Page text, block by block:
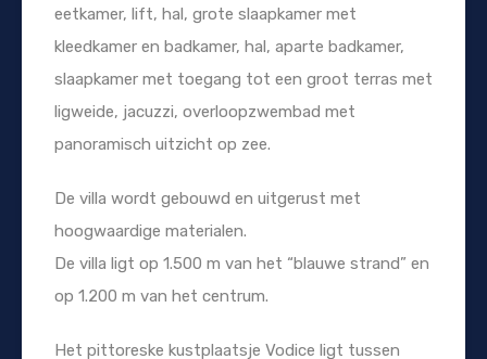
eetkamer, lift, hal, grote slaapkamer met
kleedkamer en badkamer, hal, aparte badkamer,
slaapkamer met toegang tot een groot terras met
ligweide, jacuzzi, overloopzwembad met
panoramisch uitzicht op zee.
De villa wordt gebouwd en uitgerust met
hoogwaardige materialen.
De villa ligt op 1.500 m van het “blauwe strand” en
op 1.200 m van het centrum.
Het pittoreske kustplaatsje Vodice ligt tussen